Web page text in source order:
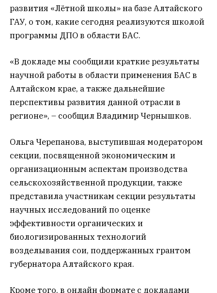
развития «Лётной школы» на базе Алтайского
ГАУ, о том, какие сегодня реализуются школой
программы ДПО в области БАС.
«В докладе мы сообщили краткие результаты
научной работы в области применения БАС в
Алтайском крае, а также дальнейшие
перспективы развития данной отрасли в
регионе», – сообщил Владимир Чернышков.
Ольга Черепанова, выступившая модератором
секции, посвященной экономическим и
организационным аспектам производства
сельскохозяйственной продукции, также
представила участникам секции результаты
научных исследований по оценке
эффективности органических и
биологизированных технологий
возделывания сои, поддержанных грантом
губернатора Алтайского края.
Кроме того, в онлайн формате с докладами